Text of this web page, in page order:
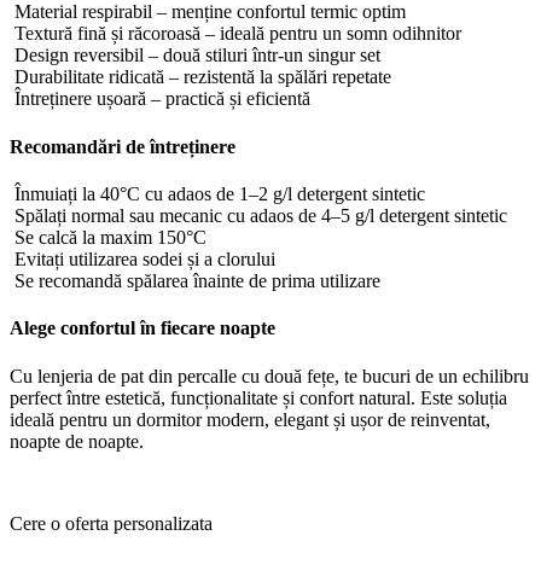
Material respirabil – menține confortul termic optim
Textură fină și răcoroasă – ideală pentru un somn odihnitor
Design reversibil – două stiluri într-un singur set
Durabilitate ridicată – rezistentă la spălări repetate
Întreținere ușoară – practică și eficientă
Recomandări de întreținere
Înmuiați la 40°C cu adaos de 1–2 g/l detergent sintetic
Spălați normal sau mecanic cu adaos de 4–5 g/l detergent sintetic
Se calcă la maxim 150°C
Evitați utilizarea sodei și a clorului
Se recomandă spălarea înainte de prima utilizare
Alege confortul în fiecare noapte
Cu lenjeria de pat din percalle cu două fețe, te bucuri de un echilibru
perfect între estetică, funcționalitate și confort natural. Este soluția
ideală pentru un dormitor modern, elegant și ușor de reinventat,
noapte de noapte.
Cere o oferta personalizata